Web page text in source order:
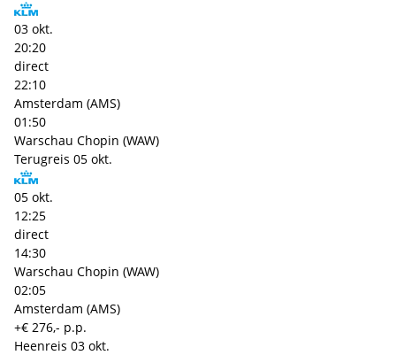
03 okt.
20:20
direct
22:10
Amsterdam (AMS)
01:50
Warschau Chopin (WAW)
Terugreis 05 okt.
05 okt.
12:25
direct
14:30
Warschau Chopin (WAW)
02:05
Amsterdam (AMS)
+€ 276,- p.p.
Heenreis 03 okt.